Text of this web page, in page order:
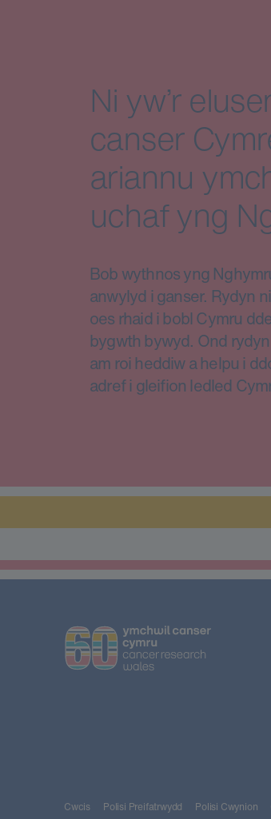
Ni yw’r
canser
ariannu
uchaf yng
Bob wythnos yng
anwylyd i ganser. Rydyn
oes rhaid i bobl Cymru
bygwth bywyd. Ond
am roi heddiw a helpu i
adref i gleifion ledled
Cwcis Polisi Preifatrwydd Polisi Cwynion